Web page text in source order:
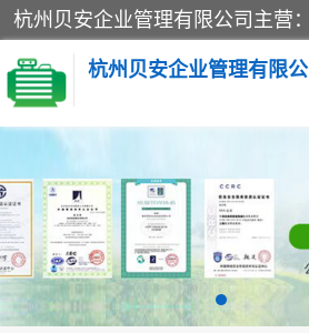
杭州贝安企业管理有限公
CE认证
SA认证
OHSAS18001认证